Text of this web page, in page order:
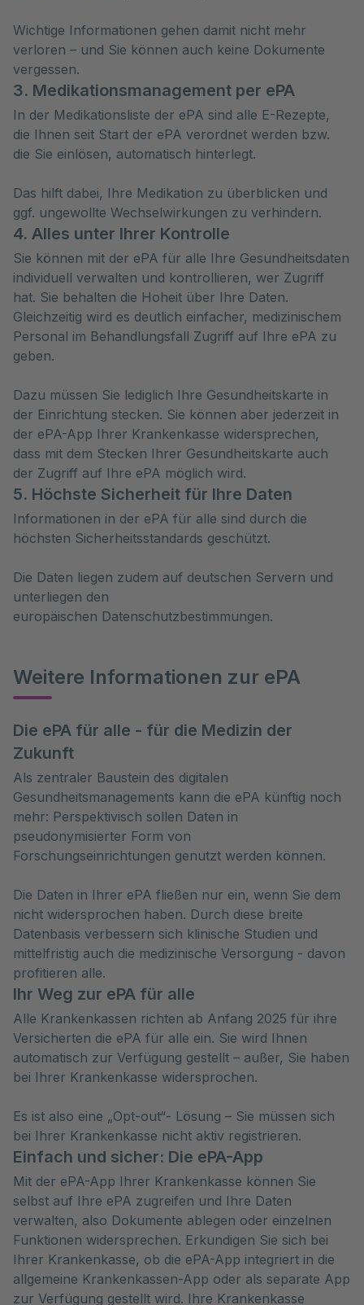
Wichtige Informationen gehen damit nicht mehr
verloren – und Sie können auch keine Dokumente
vergessen.
3. Medikationsmanagement per ePA
In der Medikationsliste der ePA sind alle E-Rezepte,
die Ihnen seit Start der ePA verordnet werden bzw.
die Sie einlösen, automatisch hinterlegt.
Das hilft dabei, Ihre Medikation zu überblicken und
ggf. ungewollte Wechselwirkungen zu verhindern.
4. Alles unter Ihrer Kontrolle
Sie können mit der ePA für alle Ihre Gesundheitsdaten
individuell verwalten und kontrollieren, wer Zugriff
hat. Sie behalten die Hoheit über Ihre Daten.
Gleichzeitig wird es deutlich einfacher, medizinischem
Personal im Behandlungsfall Zugriff auf Ihre ePA zu
geben.
Dazu müssen Sie lediglich Ihre Gesundheitskarte in
der Einrichtung stecken. Sie können aber jederzeit in
der ePA-App Ihrer Krankenkasse widersprechen,
dass mit dem Stecken Ihrer Gesundheitskarte auch
der Zugriff auf Ihre ePA möglich wird.
5. Höchste Sicherheit für Ihre Daten
Informationen in der ePA für alle sind durch die
höchsten Sicherheitsstandards geschützt.
Die Daten liegen zudem auf deutschen Servern und
unterliegen den
europäischen Datenschutzbestimmungen.
Weitere Informationen zur ePA
Die ePA für alle - für die Medizin der
Zukunft
Als zentraler Baustein des digitalen
Gesundheitsmanagements kann die ePA künftig noch
mehr: Perspektivisch sollen Daten in
pseudonymisierter Form von
Forschungseinrichtungen genutzt werden können.
Die Daten in Ihrer ePA fließen nur ein, wenn Sie dem
nicht widersprochen haben. Durch diese breite
Datenbasis verbessern sich klinische Studien und
mittelfristig auch die medizinische Versorgung - davon
profitieren alle.
Ihr Weg zur ePA für alle
Alle Krankenkassen richten ab Anfang 2025 für ihre
Versicherten die ePA für alle ein. Sie wird Ihnen
automatisch zur Verfügung gestellt – außer, Sie haben
bei Ihrer Krankenkasse widersprochen.
Es ist also eine „Opt-out“- Lösung – Sie müssen sich
bei Ihrer Krankenkasse nicht aktiv registrieren.
Einfach und sicher: Die ePA-App
Mit der ePA-App Ihrer Krankenkasse können Sie
selbst auf Ihre ePA zugreifen und Ihre Daten
verwalten, also Dokumente ablegen oder einzelnen
Funktionen widersprechen. Erkundigen Sie sich bei
Ihrer Krankenkasse, ob die ePA-App integriert in die
allgemeine Krankenkassen-App oder als separate App
zur Verfügung gestellt wird. Ihre Krankenkasse